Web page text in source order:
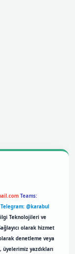
Teams:
Telegram: @karabul
Teknolojileri ve
olarak hizmet
denetleme veya
yazdıkları